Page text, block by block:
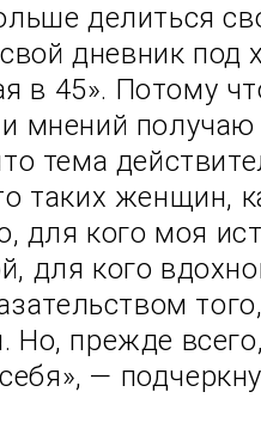
делиться
дневник под
в 45». Потому
мнений получаю
тема
таких женщин,
для кого моя
для кого
Но, прежде
—